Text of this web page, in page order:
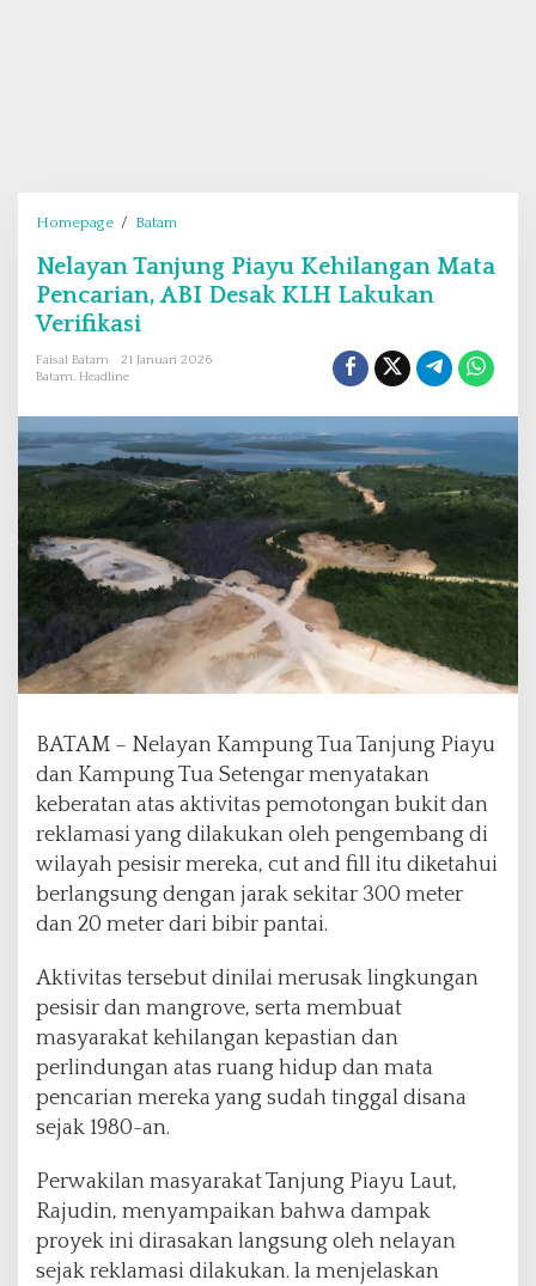
Homepage / Batam
a
n
a
n
j
u
n
P
i
a
i
l
a
g
a
n
M
a
P
e
n
a
a
n
A
B
Nelayan Tanjung Piayu Kehilangan Mata
Pencarian, ABI Desak KLH Lakukan
Verifikasi
Faisal Batam
21 Januari 2026
Batam, Headline
BATAM – Nelayan Kampung Tua Tanjung Piayu
dan Kampung Tua Setengar menyatakan
keberatan atas aktivitas pemotongan bukit dan
reklamasi yang dilakukan oleh pengembang di
wilayah pesisir mereka, cut and fill itu diketahui
berlangsung dengan jarak sekitar 300 meter
dan 20 meter dari bibir pantai.
Aktivitas tersebut dinilai merusak lingkungan
pesisir dan mangrove, serta membuat
masyarakat kehilangan kepastian dan
perlindungan atas ruang hidup dan mata
pencarian mereka yang sudah tinggal disana
sejak 1980-an.
Perwakilan masyarakat Tanjung Piayu Laut,
Rajudin, menyampaikan bahwa dampak
proyek ini dirasakan langsung oleh nelayan
sejak reklamasi dilakukan. la menjelaskan